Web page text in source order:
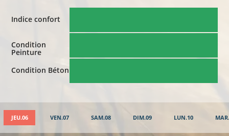
Indice confort
Condition
Peinture
Condition Béton
JEU.06 VEN.07 SAM.08 DIM.09 LUN.10